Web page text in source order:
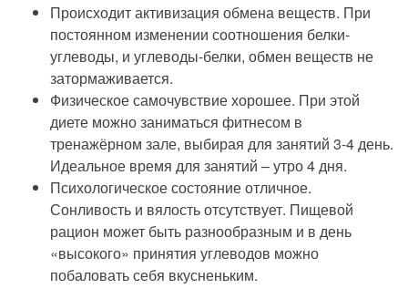
Происходит активизация обмена веществ. При
постоянном изменении соотношения белки-
углеводы, и углеводы-белки, обмен веществ не
затормаживается.
Физическое самочувствие хорошее. При этой
диете можно заниматься фитнесом в
тренажёрном зале, выбирая для занятий 3-4 день.
Идеальное время для занятий – утро 4 дня.
Психологическое состояние отличное.
Сонливость и вялость отсутствует. Пищевой
рацион может быть разнообразным и в день
«высокого» принятия углеводов можно
побаловать себя вкусненьким.